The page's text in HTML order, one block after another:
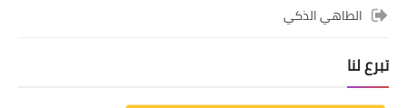
الطاهي الذكي
تبرع لنا